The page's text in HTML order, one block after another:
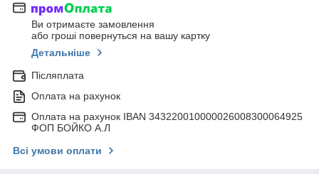
Ви отримаєте замовлення
або гроші повернуться на вашу картку
Детальніше
Післяплата
Оплата на рахунок
Оплата на рахунок IBAN 343220010000026008300064925
ФОП БОЙКО А.Л
Всі умови оплати